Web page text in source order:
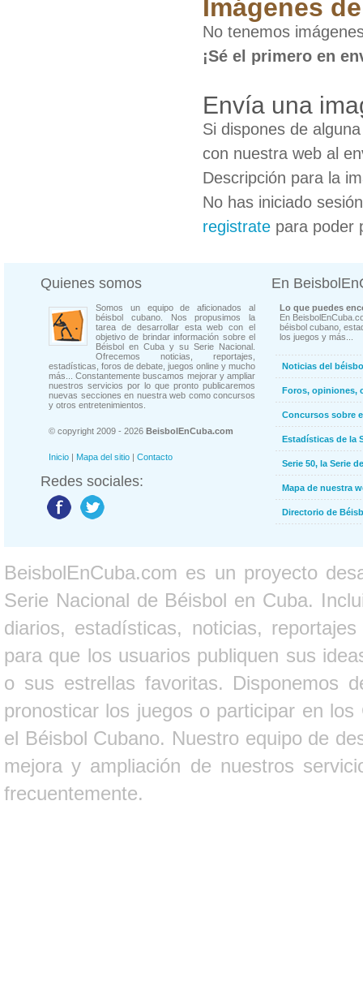
Imágenes
No tenemos
¡Sé el primero en
Envía una
Si dispones de
con nuestra web al
Descripción para la
No has iniciado
registrate para poder
Quienes somos
Somos un equipo de aficionados al
béisbol cubano. Nos propusimos la
tarea de desarrollar esta web con el
objetivo de brindar información sobre el
Béisbol en Cuba y su Serie Nacional.
Ofrecemos noticias, reportajes,
estadísticas, foros de debate, juegos online y mucho
más... Constantemente buscamos mejorar y ampliar
nuestros servicios por lo que pronto publicaremos
nuevas secciones en nuestra web como concursos
y otros entretenimientos.
© copyright 2009 - 2026 BeisbolEnCuba.com
Inicio | Mapa del sitio | Contacto
Redes sociales:
En
Lo que puedes
En
béisbol cubano,
los juegos y más...
Noticias del
Foros, opiniones,
Concursos sobre
Estadísticas de la
Serie 50, la Serie
Mapa de nuestra
Directorio de
BeisbolEnCuba.com es un proyecto
Serie Nacional de Béisbol en Cuba.
diarios, estadísticas, noticias,
para que los usuarios publiquen sus
o sus estrellas favoritas. Disponemos
pronosticar los juegos o participar en
el Béisbol Cubano. Nuestro equipo de
mejora y ampliación de nuestros
frecuentemente.